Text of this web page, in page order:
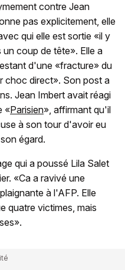
contre Jean
pas explicitement, elle
qui elle est sortie «il y
un coup de tête». Elle a
d'une «fracture» du
choc direct». Son post a
Jean Imbert avait réagi
«Parisien», affirmant qu'il
à son tour d'avoir eu
égard.
qui a poussé Lila Salet
«Ca a ravivé une
à l'AFP. Elle
quatre victimes, mais